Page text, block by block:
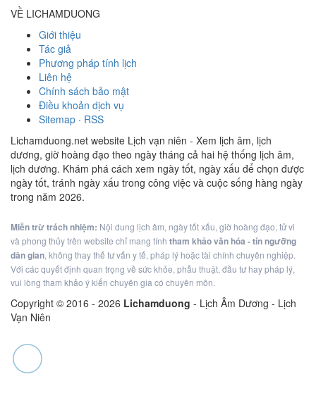
VỀ LICHAMDUONG
Giới thiệu
Tác giả
Phương pháp tính lịch
Liên hệ
Chính sách bảo mật
Điều khoản dịch vụ
Sitemap · RSS
Lichamduong.net website Lịch vạn niên - Xem lịch âm, lịch
dương, giờ hoàng đạo theo ngày tháng cả hai hệ thống lịch âm,
lịch dương. Khám phá cách xem ngày tốt, ngày xấu để chọn được
ngày tốt, tránh ngày xấu trong công việc và cuộc sống hàng ngày
trong năm 2026.
Miễn trừ trách nhiệm: Nội dung lịch âm, ngày tốt xấu, giờ hoàng đạo, tử vi
và phong thủy trên website chỉ mang tính tham khảo văn hóa - tín ngưỡng
dân gian, không thay thế tư vấn y tế, pháp lý hoặc tài chính chuyên nghiệp.
Với các quyết định quan trọng về sức khỏe, phẫu thuật, đầu tư hay pháp lý,
vui lòng tham khảo ý kiến chuyên gia có chuyên môn.
Copyright © 2016 - 2026 Lichamduong - Lịch Âm Dương - Lịch
Vạn Niên